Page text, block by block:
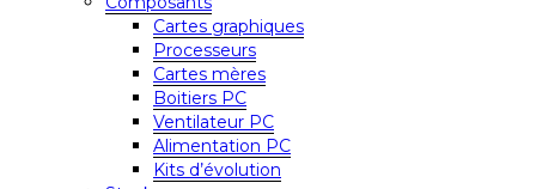
Cartes graphiques
Processeurs
Cartes mères
Boitiers PC
Ventilateur PC
Alimentation PC
Kits d’évolution